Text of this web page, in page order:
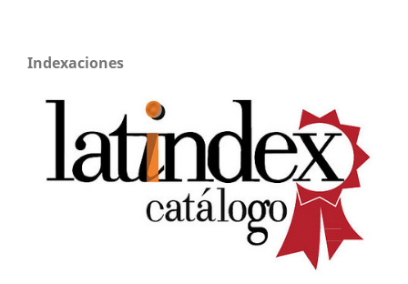
Indexaciones